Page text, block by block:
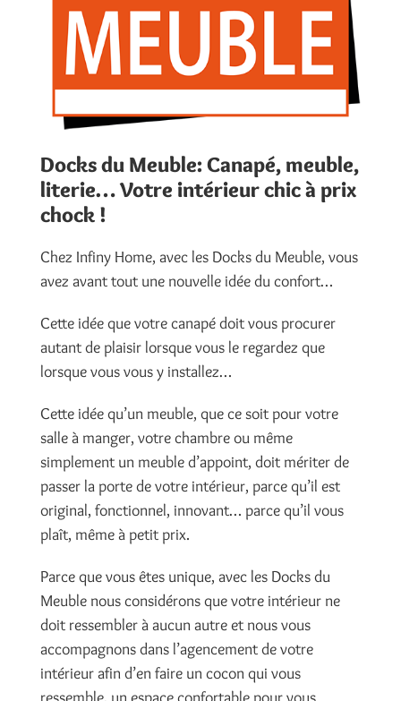
Docks du Meuble: Canapé, meuble,
literie… Votre intérieur chic à prix
chock !
Chez Infiny Home, avec les Docks du Meuble, vous
avez avant tout une nouvelle idée du confort…
Cette idée que votre canapé doit vous procurer
autant de plaisir lorsque vous le regardez que
lorsque vous vous y installez…
Cette idée qu’un meuble, que ce soit pour votre
salle à manger, votre chambre ou même
simplement un meuble d’appoint, doit mériter de
passer la porte de votre intérieur, parce qu’il est
original, fonctionnel, innovant… parce qu’il vous
plaît, même à petit prix.
Parce que vous êtes unique, avec les Docks du
Meuble nous considérons que votre intérieur ne
doit ressembler à aucun autre et nous vous
accompagnons dans l’agencement de votre
intérieur afin d’en faire un cocon qui vous